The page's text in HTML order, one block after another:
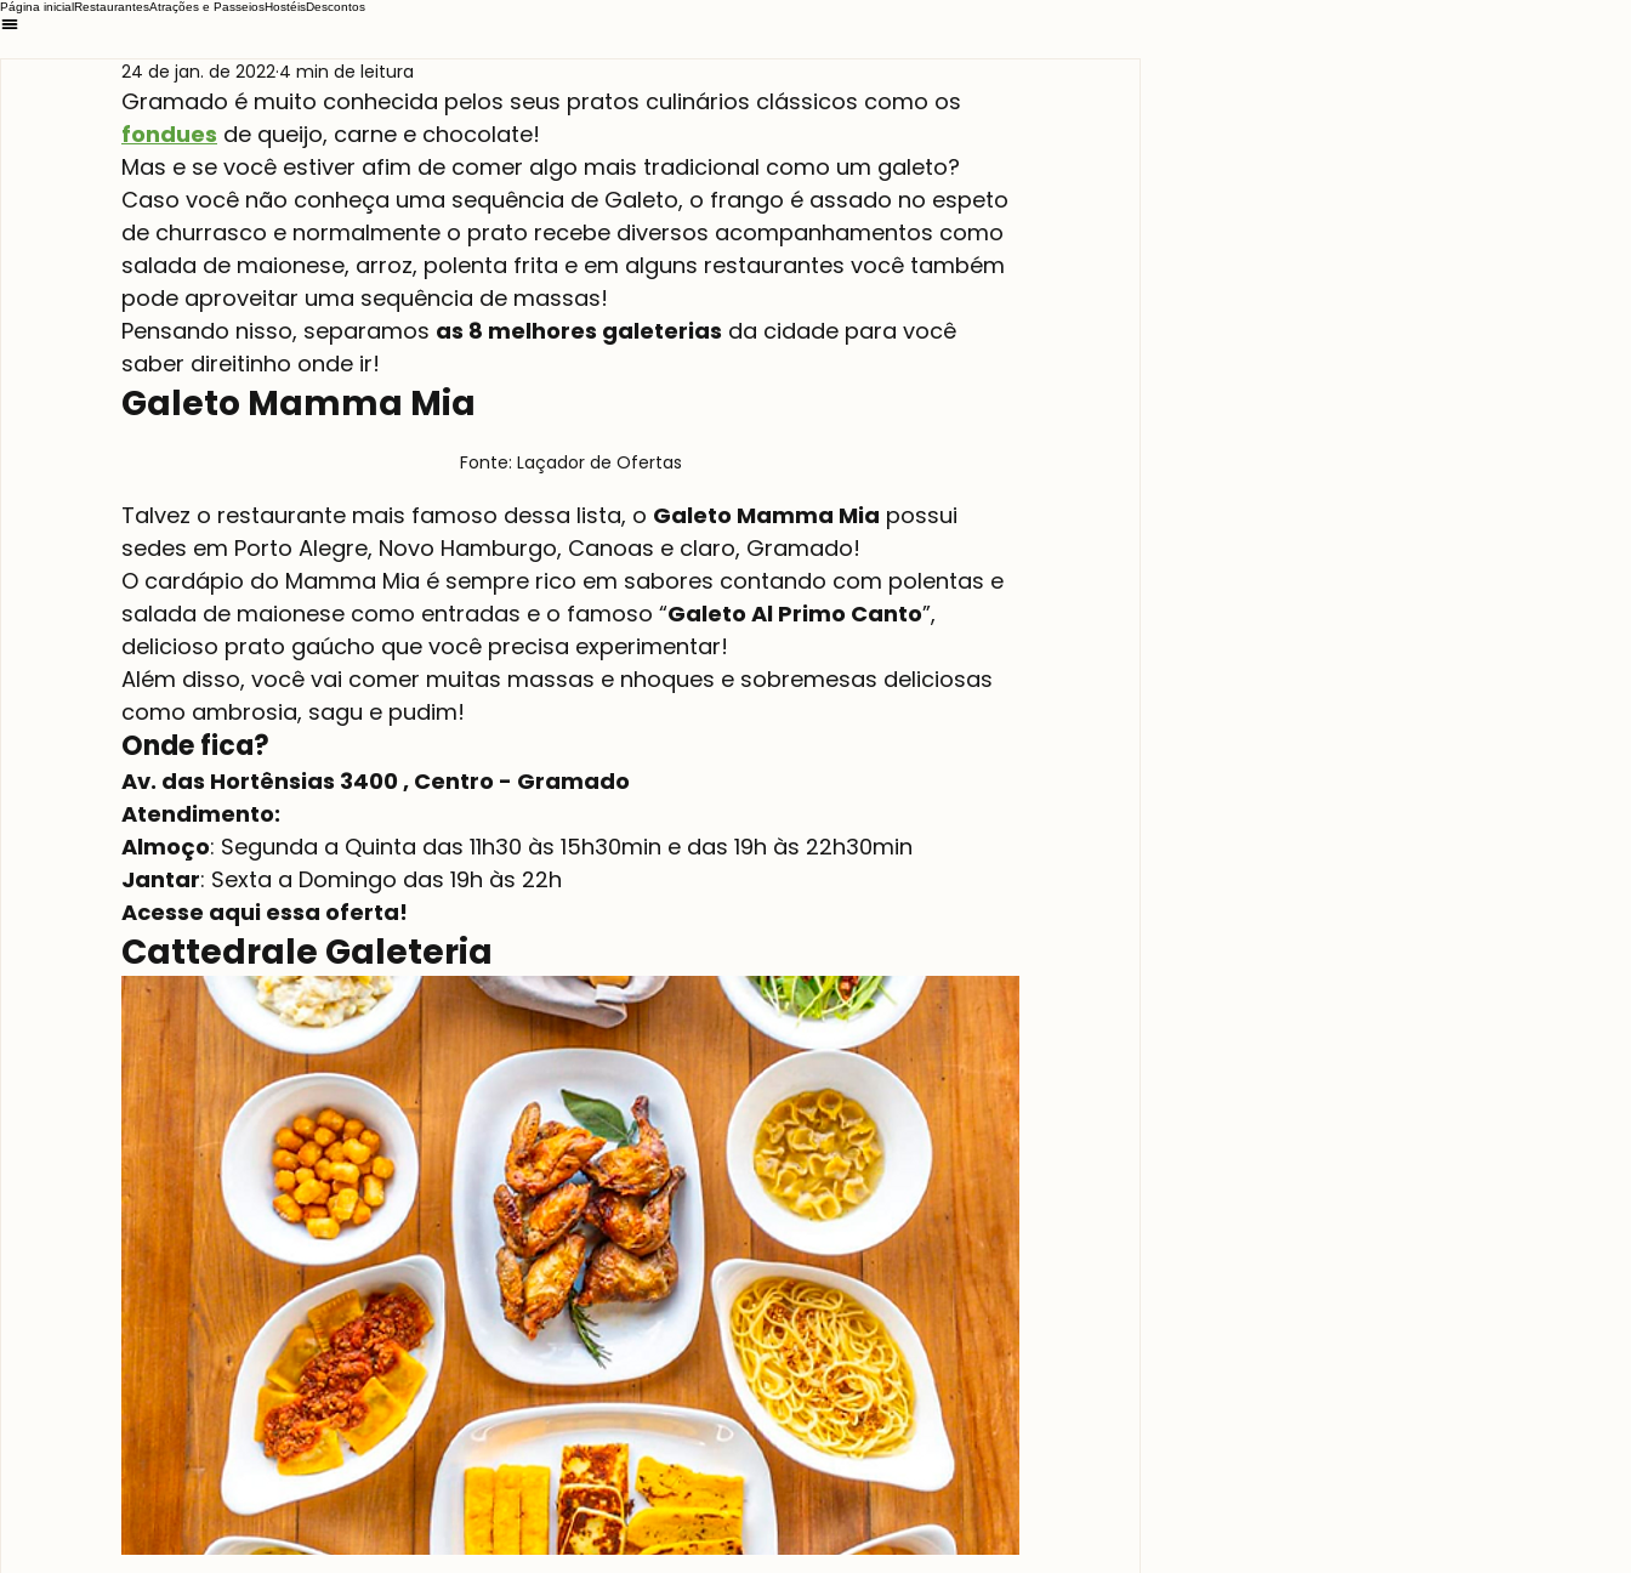
Página inicialRestaurantesAtrações e PasseiosHostéisDescontos
24 de jan. de 2022 4 min de leitura
Gramado é muito conhecida pelos seus pratos culinários clássicos como os
fondues de queijo, carne e chocolate!
Mas e se você estiver afim de comer algo mais tradicional como um galeto?
Caso você não conheça uma sequência de Galeto, o frango é assado no espeto
de churrasco e normalmente o prato recebe diversos acompanhamentos como
salada de maionese, arroz, polenta frita e em alguns restaurantes você também
pode aproveitar uma sequência de massas!
Pensando nisso, separamos as 8 melhores galeterias da cidade para você
saber direitinho onde ir!
Galeto Mamma Mia
Fonte: Laçador de Ofertas
Talvez o restaurante mais famoso dessa lista, o Galeto Mamma Mia possui
sedes em Porto Alegre, Novo Hamburgo, Canoas e claro, Gramado!
O cardápio do Mamma Mia é sempre rico em sabores contando com polentas e
salada de maionese como entradas e o famoso “Galeto Al Primo Canto”,
delicioso prato gaúcho que você precisa experimentar!
Além disso, você vai comer muitas massas e nhoques e sobremesas deliciosas
como ambrosia, sagu e pudim!
Onde fica?
Av. das Hortênsias 3400 , Centro - Gramado
Atendimento:
Almoço: Segunda a Quinta das 11h30 às 15h30min e das 19h às 22h30min
Jantar: Sexta a Domingo das 19h às 22h
Acesse aqui essa oferta!
Cattedrale Galeteria